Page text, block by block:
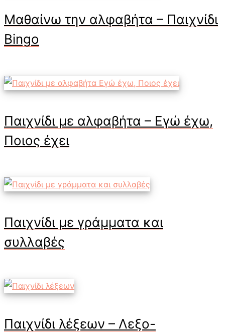
Μαθαίνω την αλφαβήτα – Παιχνίδι
Bingo
Παιχνίδι με αλφαβήτα – Εγώ έχω,
Ποιος έχει
Παιχνίδι με γράμματα και
συλλαβές
Παιχνίδι λέξεων – Λεξο-